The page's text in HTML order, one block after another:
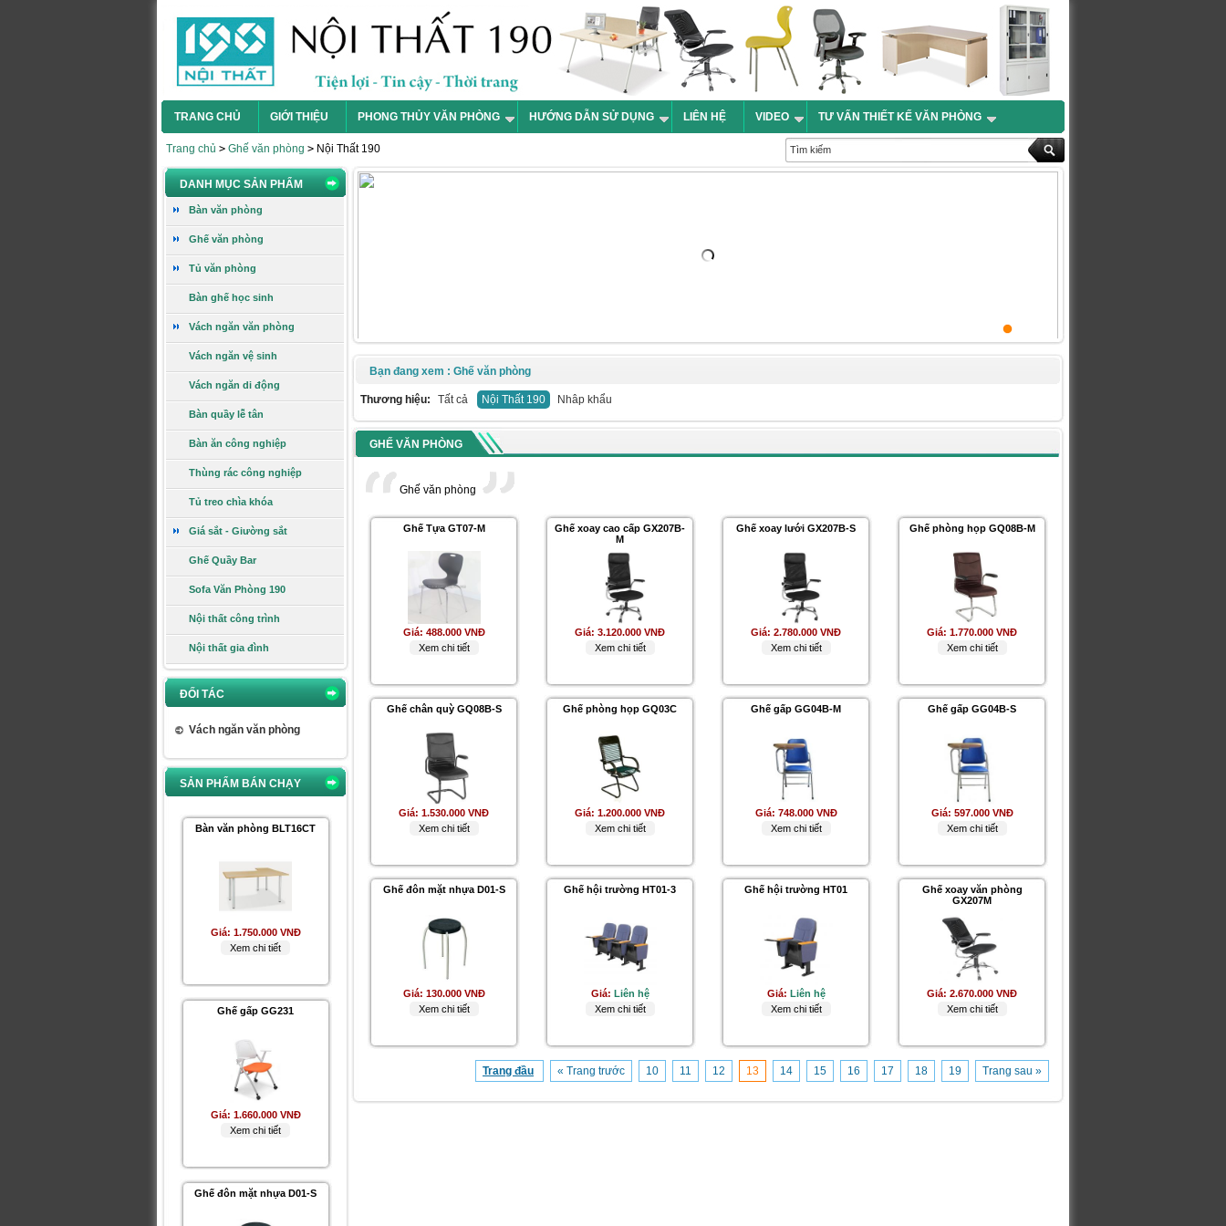
TRANG CHỦ GIỚI THIỆU PHONG THỦY VĂN PHÒNG HƯỚNG DẪN SỬ DỤNG LIÊN HỆ VIDEO TƯ VẤN THIẾT KẾ VĂN PHÒNG
Trang chủ > Ghế văn phòng > Nội Thất 190
DANH MỤC SẢN PHẨM
Bàn văn phòng
Ghế văn phòng
Tủ văn phòng
Bàn ghế học sinh
Vách ngăn văn phòng
Vách ngăn vệ sinh
Vách ngăn di động
Bàn quầy lễ tân
Bàn ăn công nghiệp
Thùng rác công nghiệp
Tủ treo chìa khóa
Giá sắt - Giường sắt
Ghế Quầy Bar
Sofa Văn Phòng 190
Nội thất công trình
Nội thất gia đình
ĐỐI TÁC
Vách ngăn văn phòng
SẢN PHẨM BÁN CHẠY
Giá:394.000 VNĐ
Ghế gấp GG09
Giá:460.000 VNĐ
Xem chi tiết
Ghế gấp GG04B-M
Giá:748.000 VNĐ
Bàn văn phòng BLT16CT
Giá:1.750.000 VNĐ
Ghế gấp GG231
1.660.000 VNĐ
Xem chi tiết
Ghế đôn mặt nhựa D01-S
Bạn đang xem : Ghế văn phòng
Thương hiệu: Tất cả Nội Thất 190 Nhâp khẩu
GHẾ VĂN PHÒNG
Ghế văn phòng
Ghế Tựa GT07-M
Giá: 488.000 VNĐ
Xem chi tiết
Ghế xoay cao cấp GX207B-
M
Giá: 3.120.000 VNĐ
Xem chi tiết
Ghế xoay lưới GX207B-S
Giá: 2.780.000 VNĐ
Xem chi tiết
Ghế phòng họp GQ08B-M
Giá: 1.770.000 VNĐ
Xem chi tiết
Ghế chân quỳ GQ08B-S
Giá: 1.530.000 VNĐ
Xem chi tiết
Ghế phòng họp GQ03C
Giá: 1.200.000 VNĐ
Xem chi tiết
Ghế gấp GG04B-M
Giá: 748.000 VNĐ
Xem chi tiết
Ghế gấp GG04B-S
Giá: 597.000 VNĐ
Xem chi tiết
Ghế đôn mặt nhựa D01-S
Giá: 130.000 VNĐ
Xem chi tiết
Ghế hội trường HT01-3
Giá: Liên hệ
Xem chi tiết
Ghế hội trường HT01
Giá: Liên hệ
Xem chi tiết
Ghế xoay văn phòng
GX207M
Giá: 2.670.000 VNĐ
Xem chi tiết
Trang đầu « Trang trước 10 11 12 13 14 15 16 17 18 19 Trang sau »